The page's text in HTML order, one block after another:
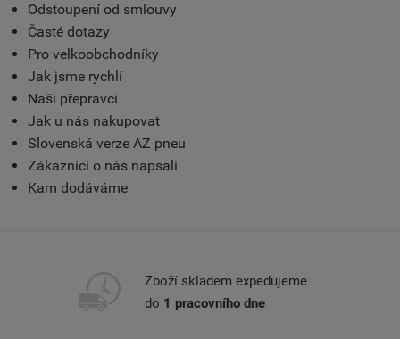
Odstoupení od smlouvy
Časté dotazy
Pro velkoobchodníky
Jak jsme rychlí
Naši přepravci
Jak u nás nakupovat
Slovenská verze AZ pneu
Zákazníci o nás napsali
Kam dodáváme
Zboží skladem expedujeme
do 1 pracovního dne